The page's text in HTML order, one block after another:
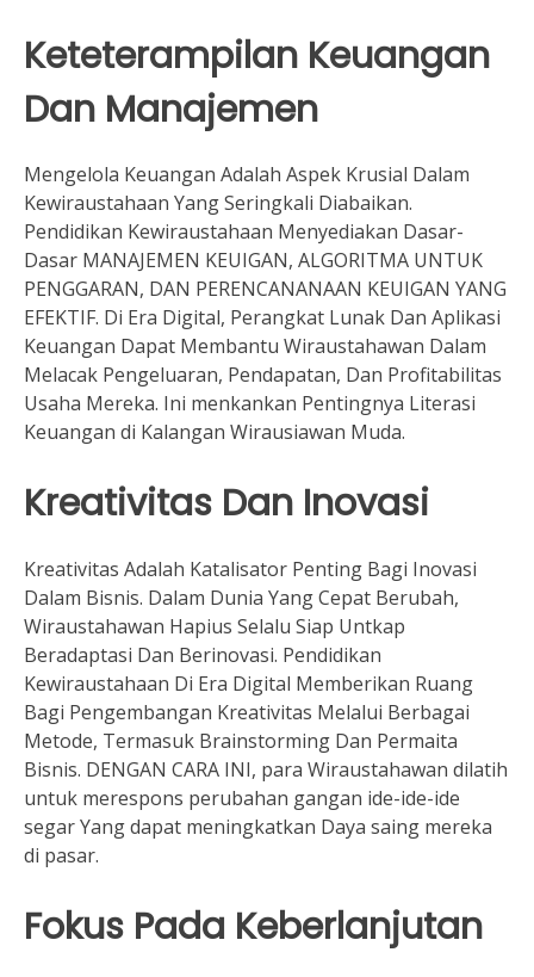
Keteterampilan Keuangan
Dan Manajemen
Mengelola Keuangan Adalah Aspek Krusial Dalam
Kewiraustahaan Yang Seringkali Diabaikan.
Pendidikan Kewiraustahaan Menyediakan Dasar-
Dasar MANAJEMEN KEUIGAN, ALGORITMA UNTUK
PENGGARAN, DAN PERENCANANAAN KEUIGAN YANG
EFEKTIF. Di Era Digital, Perangkat Lunak Dan Aplikasi
Keuangan Dapat Membantu Wiraustahawan Dalam
Melacak Pengeluaran, Pendapatan, Dan Profitabilitas
Usaha Mereka. Ini menkankan Pentingnya Literasi
Keuangan di Kalangan Wirausiawan Muda.
Kreativitas Dan Inovasi
Kreativitas Adalah Katalisator Penting Bagi Inovasi
Dalam Bisnis. Dalam Dunia Yang Cepat Berubah,
Wiraustahawan Hapius Selalu Siap Untkap
Beradaptasi Dan Berinovasi. Pendidikan
Kewiraustahaan Di Era Digital Memberikan Ruang
Bagi Pengembangan Kreativitas Melalui Berbagai
Metode, Termasuk Brainstorming Dan Permaita
Bisnis. DENGAN CARA INI, para Wiraustahawan dilatih
untuk merespons perubahan gangan ide-ide-ide
segar Yang dapat meningkatkan Daya saing mereka
di pasar.
Fokus Pada Keberlanjutan